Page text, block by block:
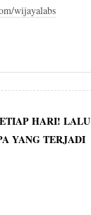
wijayalabs
HARI! LALU
YANG TERJADI